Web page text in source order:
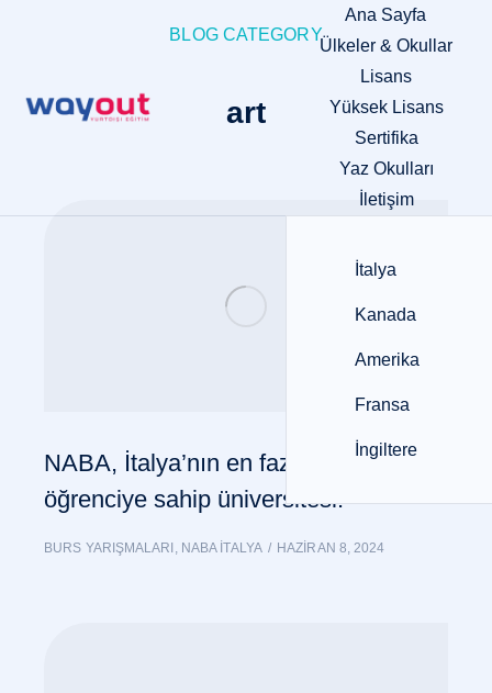
Ana Sayfa
Ülkeler & Okullar
İtalya
Kanada
Amerika
Fransa
İngiltere
Lisans
Yüksek Lisans
Sertifika
Yaz Okulları
İletişim
BLOG CATEGORY
art
NABA, İtalya’nın en fazla yabancı
öğrenciye sahip üniversitesi.
BURS YARIŞMALARI NABA İTALYA HAZIRAN 8, 2024